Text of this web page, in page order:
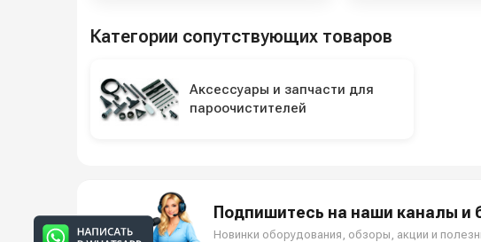
Категории сопутствующих товаров
Аксессуары и запчасти для
пароочистителей
Подпишитесь на наши каналы и
Новинки оборудования, обзоры, акции и